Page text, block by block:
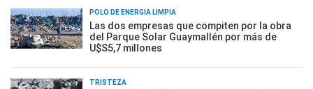
POLO DE ENERGÍA LIMPIA
Las dos empresas que compiten por la obra
del Parque Solar Guaymallén por más de
U$S5,7 millones
TRISTEZA